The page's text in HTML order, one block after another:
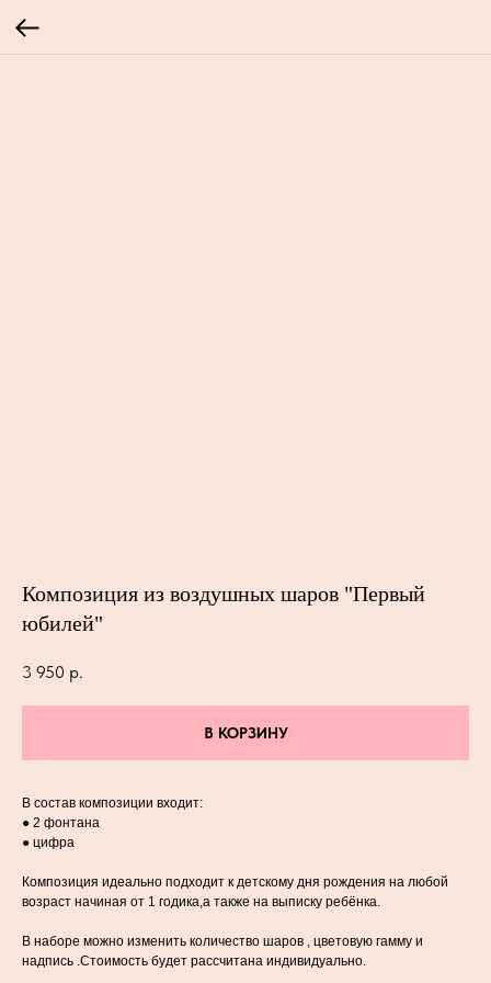
Композиция из воздушных шаров "Первый
юбилей"
3 950 р.
В КОРЗИНУ
В состав композиции входит:
● 2 фонтана
● цифра
Композиция идеально подходит к детскому дня рождения на любой
возраст начиная от 1 годика,а также на выписку ребёнка.
В наборе можно изменить количество шаров , цветовую гамму и
надпись .Стоимость будет рассчитана индивидуально.